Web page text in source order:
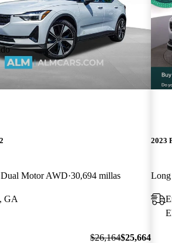
Motor AWD 30,694 millas
GA
$26,164$25,664
2023